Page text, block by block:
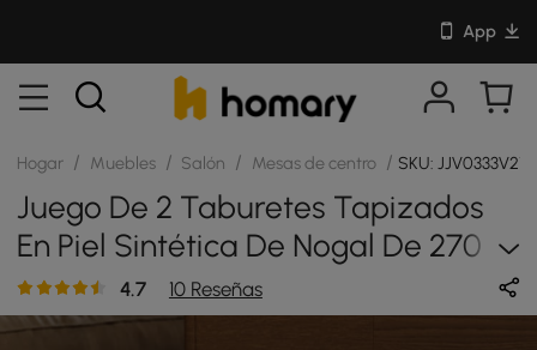
App
Hogar / Muebles / Salón / Mesas de centro / SKU: JJV0333V21
Juego De 2 Taburetes Tapizados
En Piel Sintética De Nogal De 270
Mm (2 Piezas)
4.7 10 Reseñas